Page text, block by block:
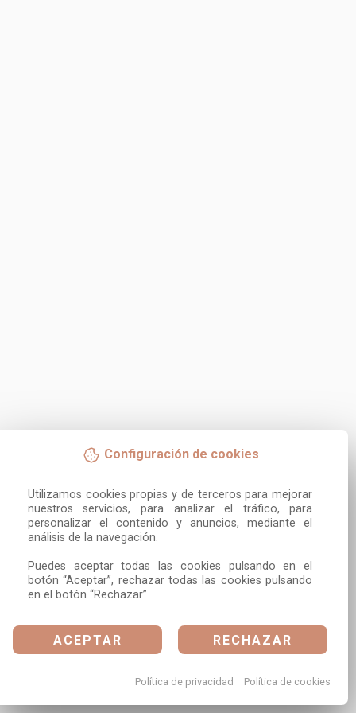
Configuración de cookies
Utilizamos cookies propias y de terceros para mejorar
nuestros servicios, para analizar el tráfico, para
personalizar el contenido y anuncios, mediante el
análisis de la navegación.
Puedes aceptar todas las cookies pulsando en el
botón “Aceptar”, rechazar todas las cookies pulsando
en el botón “Rechazar”
ACEPTAR RECHAZAR
Política de privacidad Política de cookies